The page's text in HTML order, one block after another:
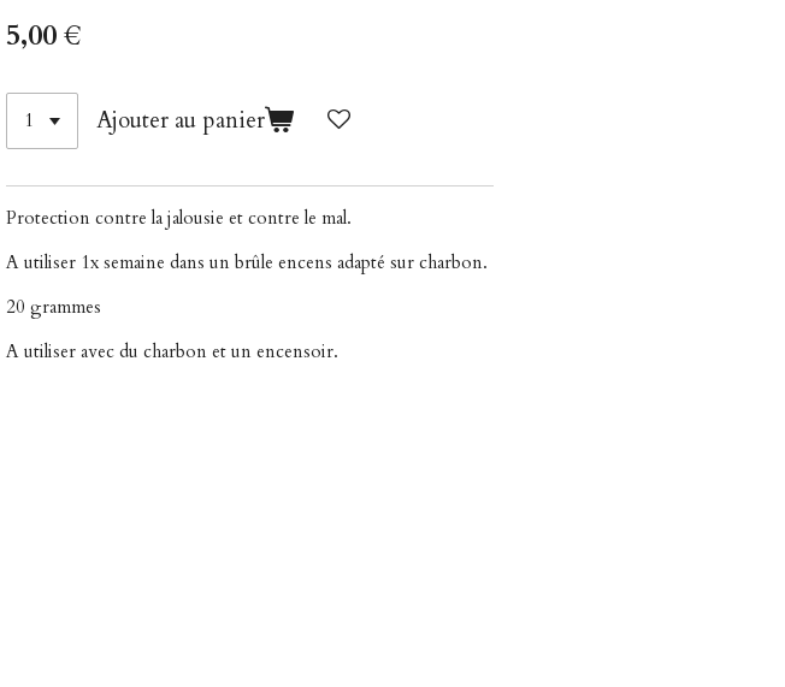
5,00 €
Ajouter au panier
Protection contre la jalousie et contre le mal.
A utiliser 1x semaine dans un brûle encens adapté sur charbon.
20 grammes
A utiliser avec du charbon et un encensoir.